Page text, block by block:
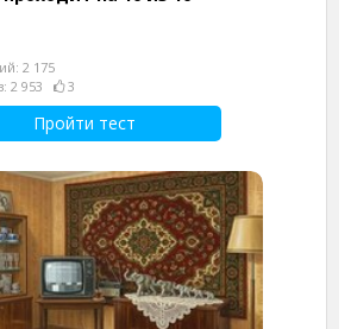
2 175
2 953
3
Пройти тест